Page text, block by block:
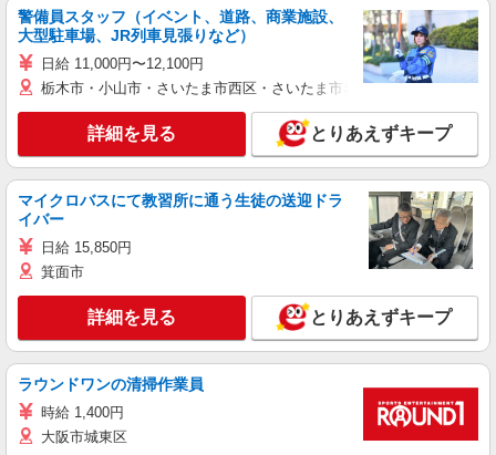
警備員スタッフ（イベント、道路、商業施設、
大型駐車場、JR列車見張りなど）
日給 11,000円〜12,100円
栃木市・小山市・さいたま市西区・さいたま市岩槻区・久喜市・蓮田
詳細を見る とりあえずキープ
マイクロバスにて教習所に通う生徒の送迎ドラ
イバー
日給 15,850円
箕面市
詳細を見る とりあえずキープ
ラウンドワンの清掃作業員
時給 1,400円
大阪市城東区